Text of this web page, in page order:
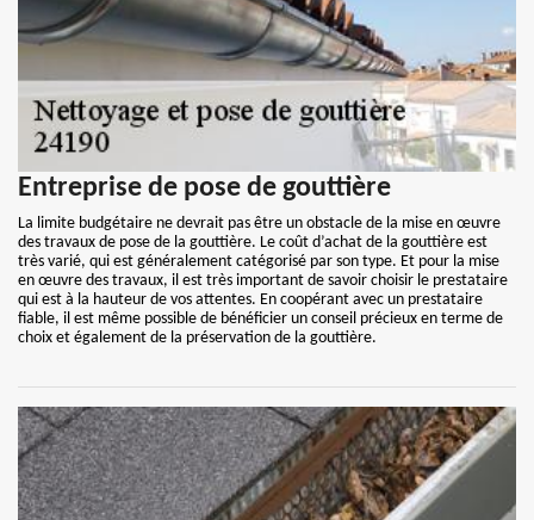
Entreprise de pose de gouttière
La limite budgétaire ne devrait pas être un obstacle de la mise en œuvre
des travaux de pose de la gouttière. Le coût d’achat de la gouttière est
très varié, qui est généralement catégorisé par son type. Et pour la mise
en œuvre des travaux, il est très important de savoir choisir le prestataire
qui est à la hauteur de vos attentes. En coopérant avec un prestataire
fiable, il est même possible de bénéficier un conseil précieux en terme de
choix et également de la préservation de la gouttière.